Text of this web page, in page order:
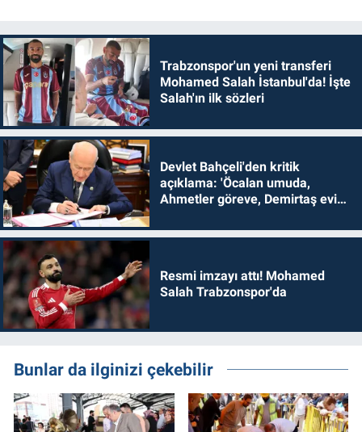
Trabzonspor'un yeni transferi
Mohamed Salah İstanbul'da! İşte
Salah'ın ilk sözleri
Devlet Bahçeli'den kritik
açıklama: 'Öcalan umuda,
Ahmetler göreve, Demirtaş evine
Resmi imzayı attı! Mohamed
Salah Trabzonspor'da
Bunlar da ilginizi çekebilir